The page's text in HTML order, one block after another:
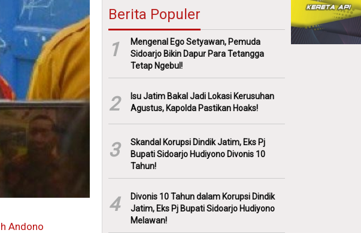
Andono
Berita Populer
1
Mengenal Ego Setyawan, Pemuda
Sidoarjo Bikin Dapur Para Tetangga
Tetap Ngebul!
2
Isu Jatim Bakal Jadi Lokasi Kerusuhan
Agustus, Kapolda Pastikan Hoaks!
3
Skandal Korupsi Dindik Jatim, Eks Pj
Bupati Sidoarjo Hudiyono Divonis 10
Tahun!
4
Divonis 10 Tahun dalam Korupsi Dindik
Jatim, Eks Pj Bupati Sidoarjo Hudiyono
Melawan!